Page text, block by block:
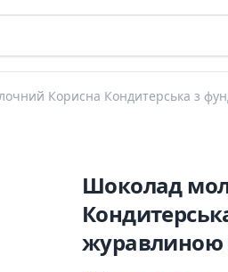
Корисна Кондитерська з
Шоколад
журавлиною